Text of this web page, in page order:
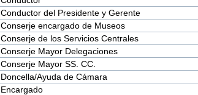
Conductor del Presidente y Gerente
Conserje encargado de Museos
Conserje de los Servicios Centrales
Conserje Mayor Delegaciones
Conserje Mayor SS. CC.
Doncella/Ayuda de Cámara
Encargado